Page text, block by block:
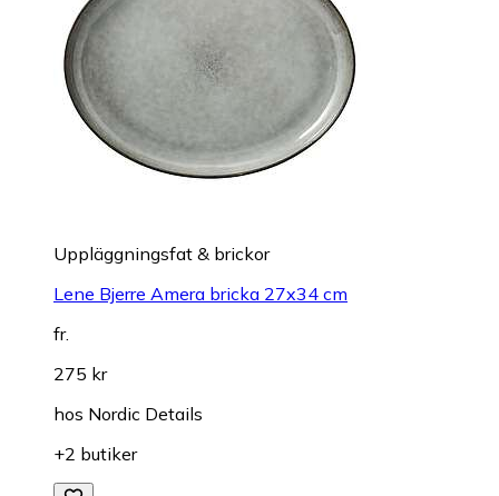
Uppläggningsfat & brickor
Lene Bjerre Amera bricka 27x34 cm
fr.
275 kr
hos Nordic Details
+2 butiker